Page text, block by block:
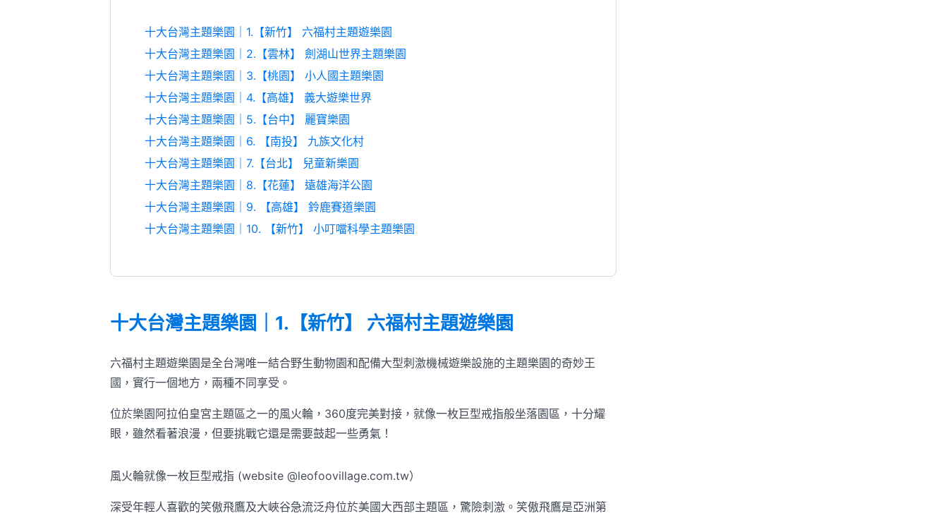
十大台灣主題樂園｜1.【新竹】 六福村主題遊樂園
十大台灣主題樂園｜2.【雲林】 劍湖山世界主題樂園
十大台灣主題樂園｜3.【桃園】 小人國主題樂園
十大台灣主題樂園｜4.【高雄】 義大遊樂世界
十大台灣主題樂園｜5.【台中】 麗寶樂園
十大台灣主題樂園｜6. 【南投】 九族文化村
十大台灣主題樂園｜7.【台北】 兒童新樂園
十大台灣主題樂園｜8.【花蓮】 遠雄海洋公園
十大台灣主題樂園｜9. 【高雄】 鈴鹿賽道樂園
十大台灣主題樂園｜10. 【新竹】 小叮噹科學主題樂園
十大台灣主題樂園｜1.【新竹】 六福村主題遊樂園
六福村主題遊樂園是全台灣唯一結合野生動物園和配備大型刺激機械遊樂設施的主題樂園的奇妙王
國，實行一個地方，兩種不同享受。
位於樂園阿拉伯皇宮主題區之一的風火輪，360度完美對接，就像一枚巨型戒指般坐落園區，十分耀
眼，雖然看著浪漫，但要挑戰它還是需要鼓起一些勇氣！
風火輪就像一枚巨型戒指 (website @leofoovillage.com.tw）
深受年輕人喜歡的笑傲飛鷹及大峽谷急流泛舟位於美國大西部主題區，驚險刺激。笑傲飛鷹是亞洲第